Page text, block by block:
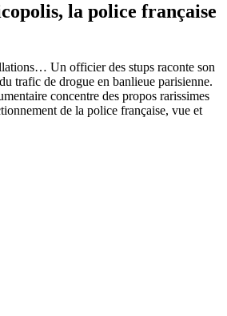
la police française
Un officier des stups raconte son
trafic de drogue en banlieue parisienne.
concentre des propos rarissimes
de la police française, vue et